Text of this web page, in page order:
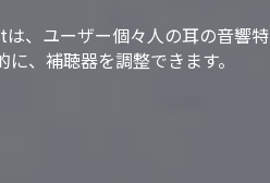
、ユーザー個々人の耳の音響特
、補聴器を調整できます。